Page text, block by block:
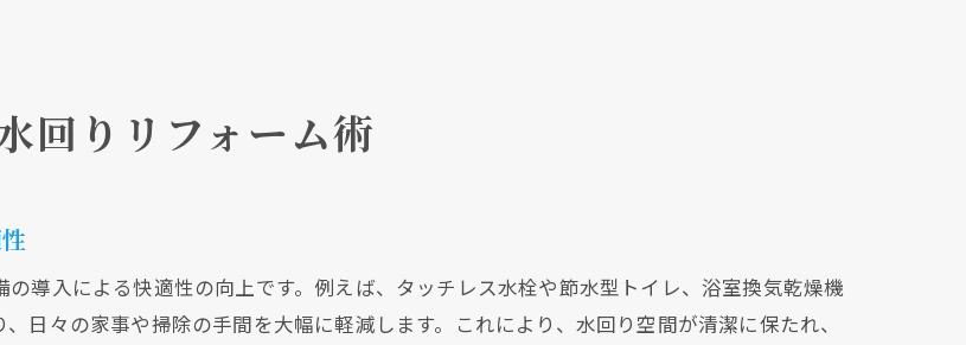
回りリフォーム術
導入による快適性の向上です。例えば、タッチレス水栓や節水型トイレ、浴室換気乾燥機
日々の家事や掃除の手間を大幅に軽減します。これにより、水回り空間が清潔に保たれ、